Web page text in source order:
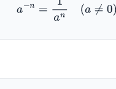
a− =1 a≠0 )